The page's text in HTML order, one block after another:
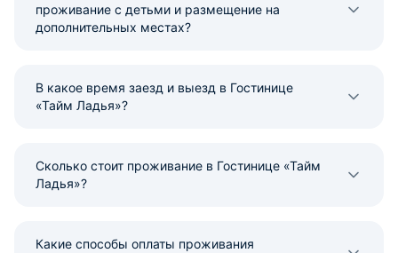
проживание с детьми и размещение на
дополнительных местах?
В какое время заезд и выезд в Гостинице
«Тайм Ладья»?
Сколько стоит проживание в Гостинице «Тайм
Ладья»?
Какие способы оплаты проживания